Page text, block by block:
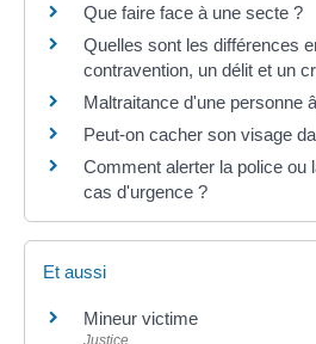
Que faire face à une secte ?
Quelles sont les différences
contravention, un délit et un
Maltraitance d'une personne
Peut-on cacher son visage
Comment alerter la police ou
cas d'urgence ?
Et aussi
Mineur victime
Justice